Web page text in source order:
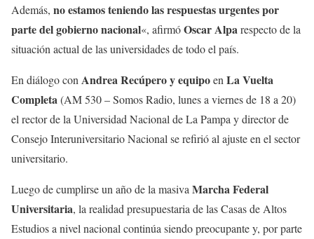
Además, no estamos teniendo las respuestas urgentes por
parte del gobierno nacional«, afirmóOscar Alpa respecto de la
situación actual de las universidades de todo el país.
En diálogo con Andrea Recúpero y equipoen La Vuelta
Completa (AM 530 – Somos Radio, lunes a viernes de 18 a 20)
el rector de la Universidad Nacional de La Pampa y director de
Consejo Interuniversitario Nacional se refirió al ajuste en el sector
universitario.
Luego de cumplirse un año de la masiva Marcha Federal
Universitaria, la realidad presupuestaria de las Casas de Altos
Estudios a nivel nacional continúa siendo preocupante y, por parte